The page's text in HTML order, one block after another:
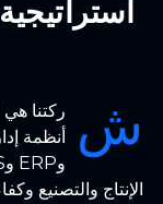
ش
ركتنا
الإنتاج والتصنيع